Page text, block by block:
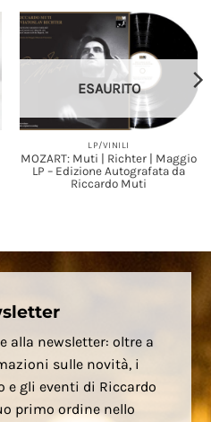
ESAURITO
LP/VINILI
MOZART: Muti | Richter | Maggio
LP – Edizione Autografata da
Riccardo Muti
alla newsletter: oltre a
sulle novità, i
gli eventi di Riccardo
primo ordine nello